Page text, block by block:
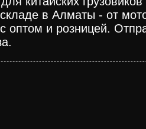
в Алматы - от
оптом и розницей.